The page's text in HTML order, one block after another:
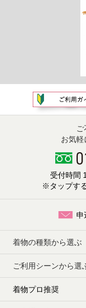
ご
お気軽
受付時間
※タップす
申
着物の種類から選ぶ
ご利用シーンから選
着物プロ推奨